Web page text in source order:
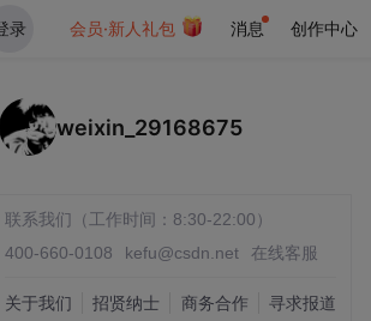
录 会员·新人礼包 消息 创作中心
weixin_29168675
联系我们（工作时间：8:30-22:00）
400-660-0108
kefu@csdn.net 在线客服
关于我们 招贤纳士 商务合作 寻求报道